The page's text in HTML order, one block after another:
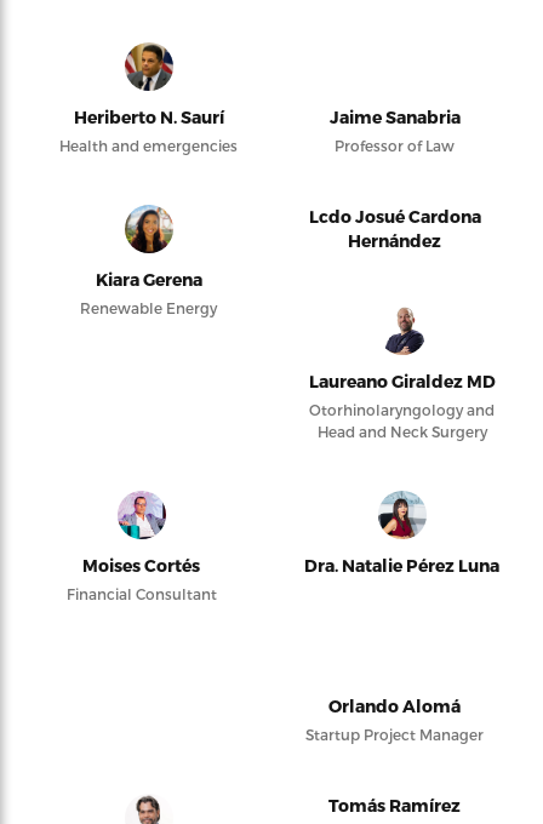
Heriberto N. Saurí
Health and emergencies
Jaime Sanabria
Professor of Law
Kiara Gerena
Renewable Energy
Lcdo Josué Cardona
Hernández
Laureano Giraldez MD
Otorhinolaryngology and
Head and Neck Surgery
Moises Cortés
Financial Consultant
Dra. Natalie Pérez Luna
Orlando Alomá
Startup Project Manager
Tomás Ramírez